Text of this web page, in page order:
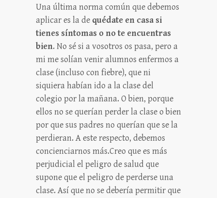
Una última norma común que debemos
aplicar es la de quédate en casa si
tienes síntomas o no te encuentras
bien. No sé si a vosotros os pasa, pero a
mi me solían venir alumnos enfermos a
clase (incluso con fiebre), que ni
siquiera habían ido a la clase del
colegio por la mañana. O bien, porque
ellos no se querían perder la clase o bien
por que sus padres no querían que se la
perdieran. A este respecto, debemos
concienciarnos más.Creo que es más
perjudicial el peligro de salud que
supone que el peligro de perderse una
clase. Así que no se debería permitir que